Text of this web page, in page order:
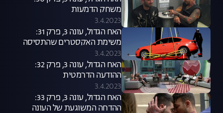
משחק הדמעות
3.4.2023
האח הגדול, עונה 3, פרק 31:
משימת האקסטרים שהתסיסה
את הבית
3.4.2023
האח הגדול, עונה 3, פרק 32:
ההודעה הדרמטית
3.4.2023
האח הגדול, עונה 3, פרק 33:
ההדחה המשוגעת של העונה